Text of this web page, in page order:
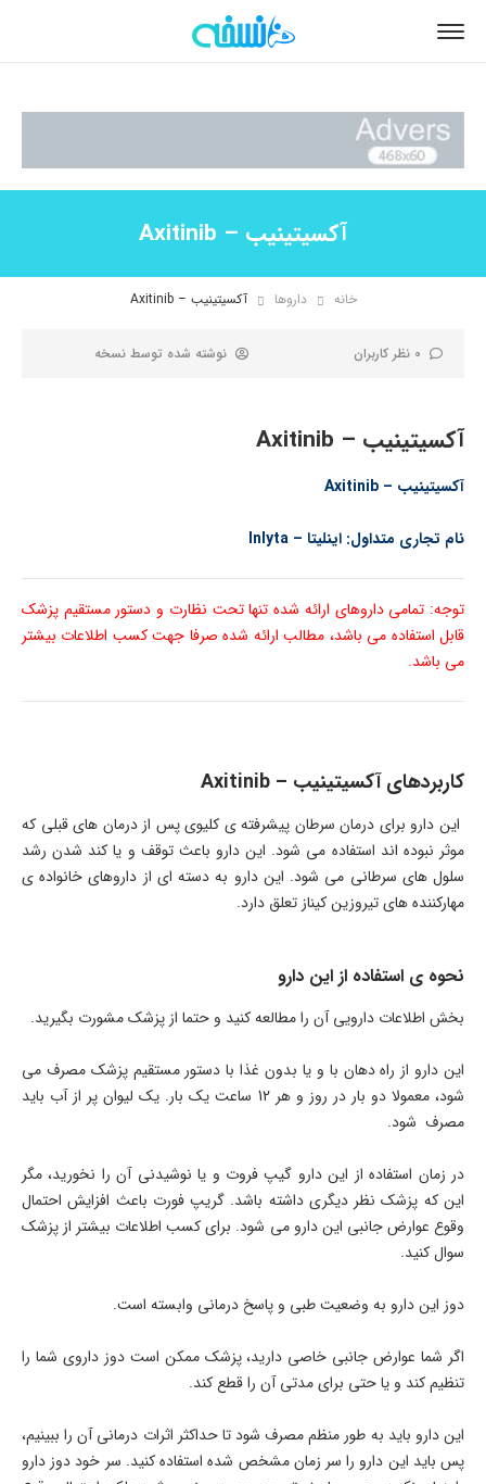
آکسیتینیب – Axitinib
خانه داروها آکسیتینیب – Axitinib
0 نظر کاربران نوشته شده توسط نسخه
آکسیتینیب – Axitinib
آکسیتینیب – Axitinib
نام تجاری متداول: اینلیتا – Inlyta
توجه: تمامی داروهای ارائه شده تنها تحت نظارت و دستور مستقیم پزشک
قابل استفاده می باشد، مطالب ارائه شده صرفا جهت کسب اطلاعات بیشتر
می باشد.
کاربردهای آکسیتینیب – Axitinib
این دارو برای درمان سرطان پیشرفته ی کلیوی پس از درمان های قبلی که
موثر نبوده اند استفاده می شود. این دارو باعث توقف و یا کند شدن رشد
سلول های سرطانی می شود. این دارو به دسته ای از داروهای خانواده ی
مهارکننده های تیروزین کیناز تعلق دارد.
نحوه ی استفاده از این دارو
بخش اطلاعات دارویی آن را مطالعه کنید و حتما از پزشک مشورت بگیرید.
این دارو از راه دهان با و یا بدون غذا با دستور مستقیم پزشک مصرف می
شود، معمولا دو بار در روز و هر 12 ساعت یک بار. یک لیوان پر از آب باید
مصرف شود.
در زمان استفاده از این دارو گیپ فروت و یا نوشیدنی آن را نخورید، مگر
این که پزشک نظر دیگری داشته باشد. گریپ فورت باعث افزایش احتمال
وقوع عوارض جانبی این دارو می شود. برای کسب اطلاعات بیشتر از پزشک
سوال کنید.
دوز این دارو به وضعیت طبی و پاسخ درمانی وابسته است.
اگر شما عوارض جانبی خاصی دارید، پزشک ممکن است دوز داروی شما را
تنظیم کند و یا حتی برای مدتی آن را قطع کند.
این دارو باید به طور منظم مصرف شود تا حداکثر اثرات درمانی آن را ببینیم،
پس باید این دارو را سر زمان مشخص شده استفاده کنید. سر خود دوز دارو